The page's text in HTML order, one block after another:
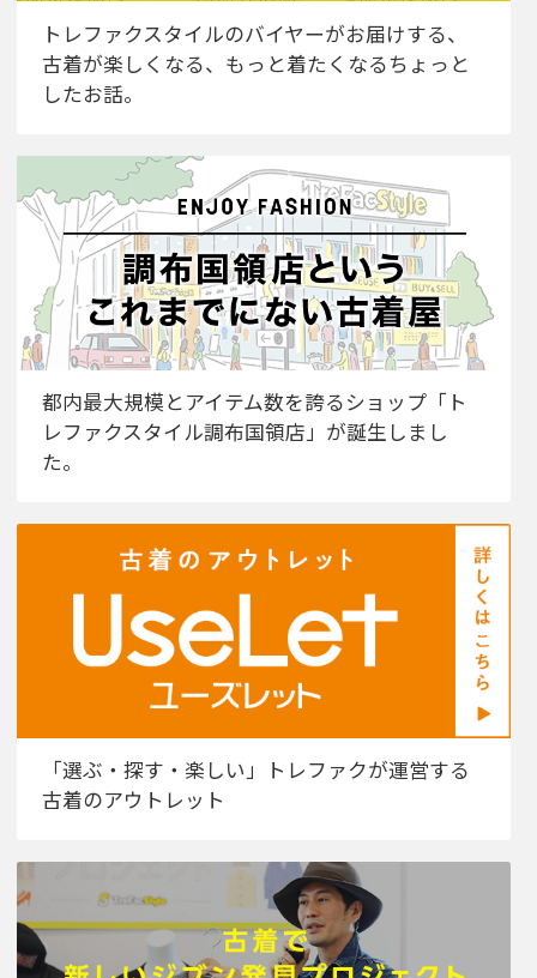
トレファクスタイルのバイヤーがお届けする、
古着が楽しくなる、もっと着たくなるちょっと
したお話。
都内最大規模とアイテム数を誇るショップ「ト
レファクスタイル調布国領店」が誕生しまし
た。
「選ぶ・探す・楽しい」トレファクが運営する
古着のアウトレット